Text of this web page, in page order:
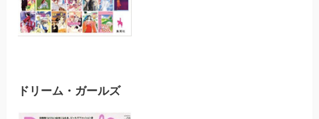
ドリーム・ガールズ